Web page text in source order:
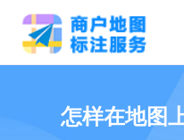
怎样在地图